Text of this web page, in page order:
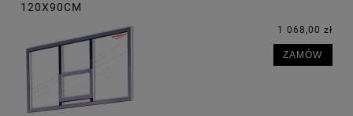
120X90CM
1 068,00 zł
ZAMÓW